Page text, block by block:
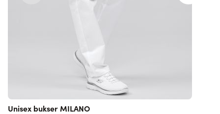
Unisex bukser MILANO